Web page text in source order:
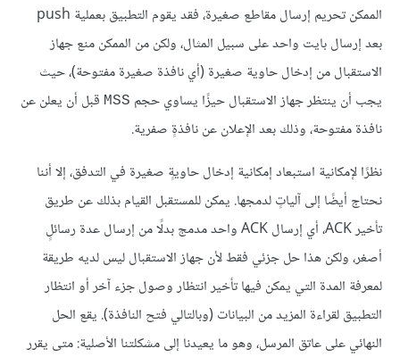
الممكن تحريم إرسال مقاطع صغيرة، فقد يقوم التطبيق بعملية push
بعد إرسال بايت واحد على سبيل المثال، ولكن من الممكن منع جهاز
الاستقبال من إدخال حاوية صغيرة (أي نافذة صغيرة مفتوحة)، حيث
يجب أن ينتظر جهاز الاستقبال حيزًا يساوي حجم MSS قبل أن يعلن عن
نافذة مفتوحة، وذلك بعد الإعلان عن نافذةٍ صفرية.
نظرًا لإمكانية استبعاد إمكانية إدخال حاويةٍ صغيرة في التدفق، إلا أننا
نحتاج أيضًا إلى آلياتٍ لدمجها. يمكن للمستقبل القيام بذلك عن طريق
تأخير ACK، أي إرسال ACK واحد مدمج بدلًا من إرسال عدة رسائلٍ
أصغر، ولكن هذا حل جزئي فقط لأن جهاز الاستقبال ليس لديه طريقة
لمعرفة المدة التي يمكن فيها تأخير انتظار وصول جزء آخر أو انتظار
التطبيق لقراءة المزيد من البيانات (وبالتالي فتح النافذة). يقع الحل
النهائي على عاتق المرسل، وهو ما يعيدنا إلى مشكلتنا الأصلية: متى يقرر